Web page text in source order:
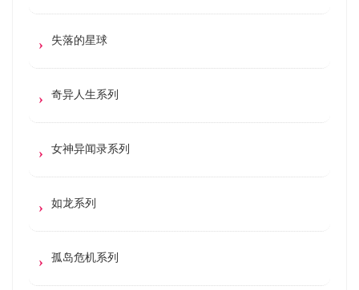
失落的星球
奇异人生系列
女神异闻录系列
如龙系列
孤岛危机系列